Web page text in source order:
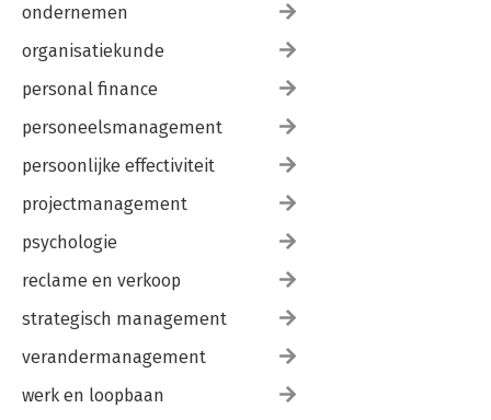
ondernemen
organisatiekunde
personal finance
personeelsmanagement
persoonlijke effectiviteit
projectmanagement
psychologie
reclame en verkoop
strategisch management
verandermanagement
werk en loopbaan